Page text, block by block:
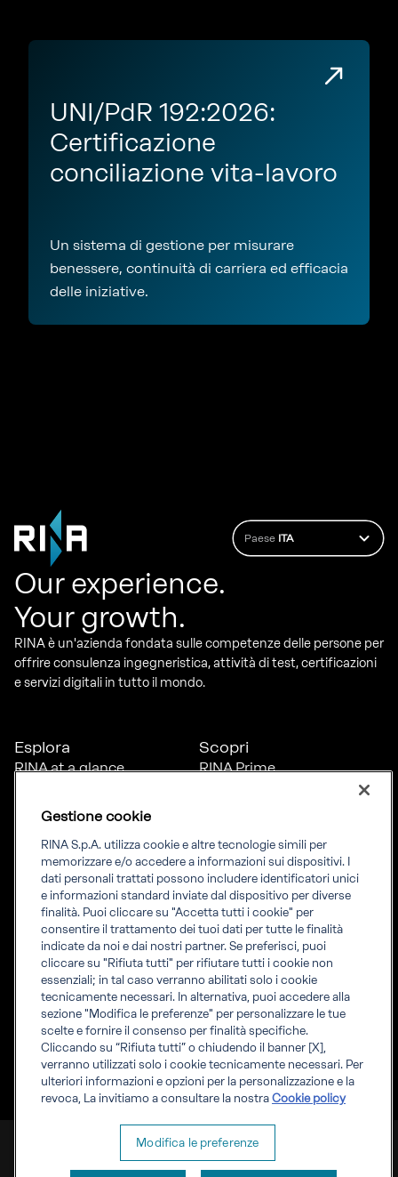
UNI/PdR 192:2026:
Certificazione
conciliazione vita-lavoro
Un sistema di gestione per misurare
benessere, continuità di carriera ed efficacia
delle iniziative.
Paese ITA
Our experience.
Your growth.
RINA è un'azienda fondata sulle competenze delle persone per
offrire consulenza ingegneristica, attività di test, certificazioni
e servizi digitali in tutto il mondo.
Esplora
RINA at a glance
inclusione
News
Progetti
Sostenibilità
Scopri
RINA Prime
Connettiti
Uffici
Certification Member
Area
Certificati clienti
certification
Marine Member Area
Applicazioni digitali
marine
Informati
Informazioni legali
Compliance
Governance
Whistleblowing
Fatturazione elettronica
Accreditamenti RINA
Regolamenti RINA
RINA S.p.A. P.IVA IT 03794120109
Gestione cookie
RINA S.p.A. utilizza cookie e altre tecnologie simili per
memorizzare e/o accedere a informazioni sui dispositivi. I
dati personali trattati possono includere identificatori unici
e informazioni standard inviate dal dispositivo per diverse
finalità. Puoi cliccare su "Accetta tutti i cookie" per
consentire il trattamento dei tuoi dati per tutte le finalità
indicate da noi e dai nostri partner. Se preferisci, puoi
cliccare su "Rifiuta tutti" per rifiutare tutti i cookie non
essenziali; in tal caso verranno abilitati solo i cookie
tecnicamente necessari. In alternativa, puoi accedere alla
sezione "Modifica le preferenze" per personalizzare le tue
scelte e fornire il consenso per finalità specifiche.
Cliccando su “Rifiuta tutti” o chiudendo il banner [X],
verranno utilizzati solo i cookie tecnicamente necessari. Per
ulteriori informazioni e opzioni per la personalizzazione e la
revoca, La invitiamo a consultare la nostra Cookie policy
Modifica le preferenze